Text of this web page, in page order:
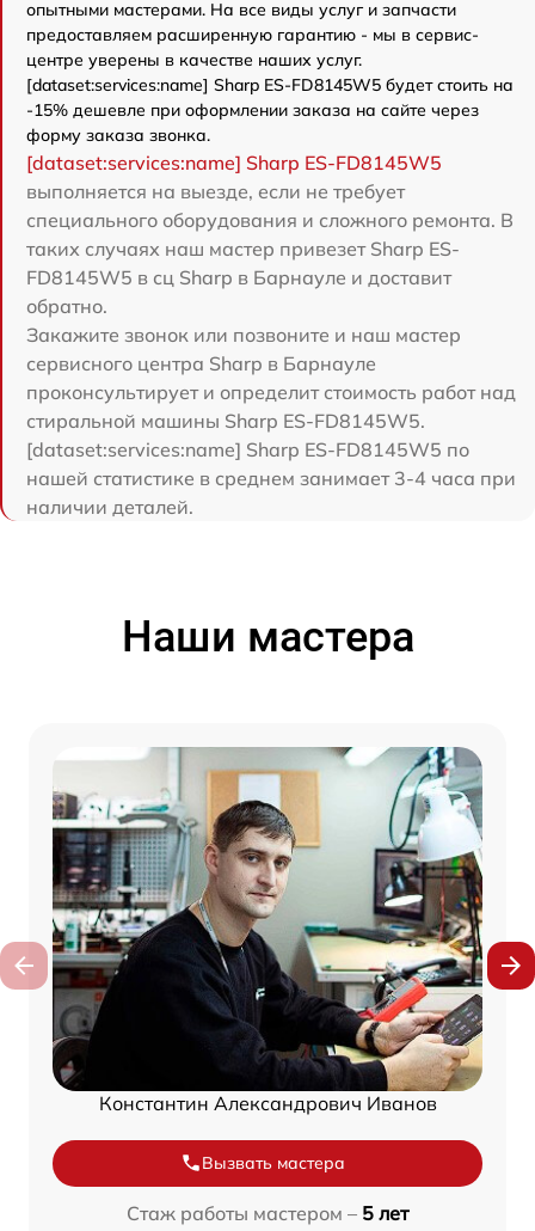
опытными мастерами. На все виды услуг и запчасти
предоставляем расширенную гарантию - мы в сервис-
центре уверены в качестве наших услуг.
[dataset:services:name] Sharp ES-FD8145W5 будет стоить на
-15% дешевле при оформлении заказа на сайте через
форму заказа звонка.
[dataset:services:name] Sharp ES-FD8145W5
выполняется на выезде, если не требует
специального оборудования и сложного ремонта. В
таких случаях наш мастер привезет Sharp ES-
FD8145W5 в сц Sharp в Барнауле и доставит
обратно.
Закажите звонок или позвоните и наш мастер
сервисного центра Sharp в Барнауле
проконсультирует и определит стоимость работ над
стиральной машины Sharp ES-FD8145W5.
[dataset:services:name] Sharp ES-FD8145W5 по
нашей статистике в среднем занимает 3-4 часа при
наличии деталей.
Наши мастера
Константин Александрович Иванов
Вызвать мастера
Стаж работы мастером – 5 лет